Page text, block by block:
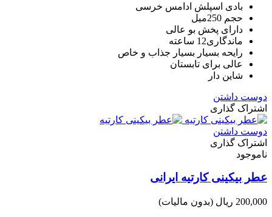
بادی اسپلش ادامس خرسی
حجم 250میل
دارای پخش بو عالی
ماندگاری12 ساعته
رایحه بسیار بسیار جذاب و خاص
عالی برای تابستان
شاین دار
دوست داشتن
اشتراک گذاری
دوست داشتن
اشتراک گذاری
ناموجود
عطر بیکینی کارتیه ایرانی
200,000 ریال (بدون مالیات)